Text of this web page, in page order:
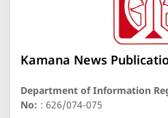
Kamana News
Department of Information
No: : 626/074-075